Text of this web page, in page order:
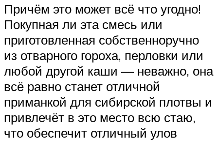
Причём это может всё что угодно!
Покупная ли эта смесь или
приготовленная собственноручно
из отварного гороха, перловки или
любой другой каши — неважно, она
всё равно станет отличной
приманкой для сибирской плотвы и
привлечёт в это место всю стаю,
что обеспечит отличный улов